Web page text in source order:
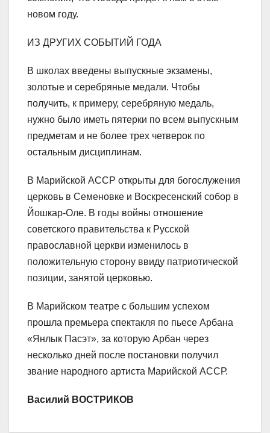
новом году.
ИЗ ДРУГИХ СОБЫТИЙ ГОДА
В школах введены выпускные экзамены,
золотые и серебряные медали. Чтобы
получить, к примеру, серебряную медаль,
нужно было иметь пятерки по всем выпускным
предметам и не более трех четверок по
остальным дисциплинам.
В Марийской АССР открыты для богослужения
церковь в Семеновке и Воскресенский собор в
Йошкар-Оле. В годы войны отношение
советского правительства к Русской
православной церкви изменилось в
положительную сторону ввиду патриотической
позиции, занятой церковью.
В Марийском театре с большим успехом
прошла премьера спектакля по пьесе Арбана
«Янлык Пасэт», за которую Арбан через
несколько дней после постановки получил
звание народного артиста Марийской АССР.
Василий ВОСТРИКОВ